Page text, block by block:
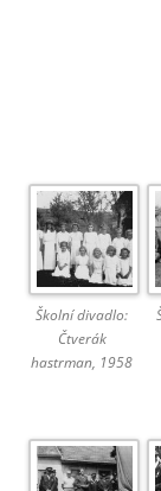
Školní divadlo:
Čtverák
hastrman, 1958